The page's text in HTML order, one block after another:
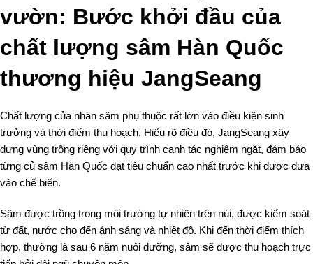
vườn: Bước khởi đầu của
chất lượng sâm Hàn Quốc
thương hiệu JangSeang
Chất lượng của nhân sâm phụ thuộc rất lớn vào điều kiện sinh
trưởng và thời điểm thu hoạch. Hiểu rõ điều đó, JangSeang xây
dựng vùng trồng riêng với quy trình canh tác nghiêm ngặt, đảm bảo
từng củ sâm Hàn Quốc đạt tiêu chuẩn cao nhất trước khi được đưa
vào chế biến.
Sâm được trồng trong môi trường tự nhiên trên núi, được kiểm soát
từ đất, nước cho đến ánh sáng và nhiệt độ. Khi đến thời điểm thích
hợp, thường là sau 6 năm nuôi dưỡng, sâm sẽ được thu hoạch trực